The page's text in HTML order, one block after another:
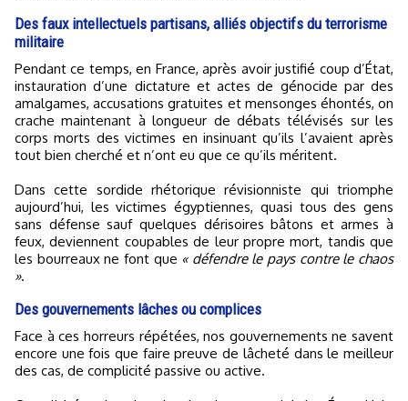
Des faux intellectuels partisans, alliés objectifs du terrorisme
militaire
Pendant ce temps, en France, après avoir justifié coup d’État,
instauration d’une dictature et actes de génocide par des
amalgames, accusations gratuites et mensonges éhontés, on
crache maintenant à longueur de débats télévisés sur les
corps morts des victimes en insinuant qu’ils l’avaient après
tout bien cherché et n’ont eu que ce qu’ils méritent.
Dans cette sordide rhétorique révisionniste qui triomphe
aujourd’hui, les victimes égyptiennes, quasi tous des gens
sans défense sauf quelques dérisoires bâtons et armes à
feux, deviennent coupables de leur propre mort, tandis que
les bourreaux ne font que « défendre le pays contre le chaos
».
Des gouvernements lâches ou complices
Face à ces horreurs répétées, nos gouvernements ne savent
encore une fois que faire preuve de lâcheté dans le meilleur
des cas, de complicité passive ou active.